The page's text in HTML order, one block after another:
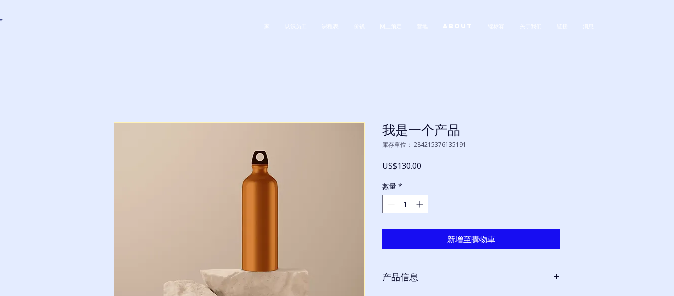
认识员工 课程表 价钱 网上预定 营地 About 锦标赛 关于我们 链接
我是一个产品
庫存單位： 284215376135191
US$130.00
數量 *
新增至購物車
产品信息